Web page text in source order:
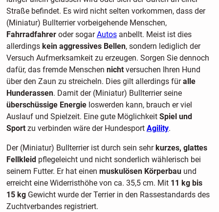
Straße befindet. Es wird nicht selten vorkommen, dass der
(Miniatur) Bullterrier vorbeigehende Menschen,
Fahrradfahreroder sogarAutosanbellt. Meist ist dies
allerdings kein aggressives Bellen, sondern lediglich der
Versuch Aufmerksamkeit zu erzeugen. Sorgen Sie dennoch
dafür, das fremde Menschen nichtversuchen Ihren Hund
über den Zaun zu streicheln. Dies gilt allerdings füralle
Hunderassen. Damit der (Miniatur) Bullterrier seine
überschüssige Energieloswerden kann, brauch er viel
Auslauf und Spielzeit. Eine gute Möglichkeit Spiel und
Sportzu verbinden wäre der Hundesport Agility.
Der (Miniatur) Bullterrier ist durch sein sehr kurzes, glattes
Fellkleid pflegeleicht und nicht sonderlich wählerisch bei
seinem Futter. Er hat einen muskulösen Körperbauund
erreicht eine Widerristhöhe von ca. 35,5 cm. Mit 11 kg bis
15 kgGewicht wurde der Terrier in den Rassestandards des
Zuchtverbandes registriert.